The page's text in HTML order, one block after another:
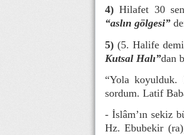
4) Hilafet 30
“aslın gölgesi”
5) (5. Halife
Kutsal Halı”dan
“Yola koyulduk.
sordum. Latif
- İslâm’ın sekiz
Hz. Ebubekir